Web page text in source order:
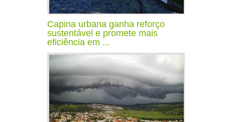
Capina urbana ganha reforço
sustentável e promete mais
eficiência em ...